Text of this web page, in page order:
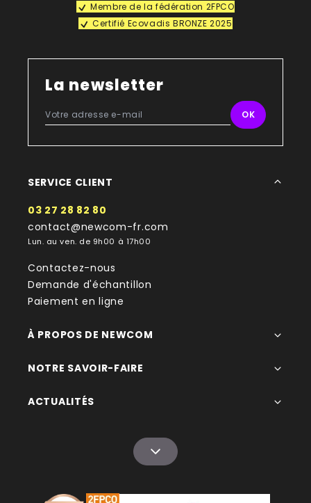
Membre de la fédération 2FPCO
Certifié Ecovadis BRONZE 2025
La newsletter
SERVICE CLIENT
03 27 28 82 80
contact@newcom-fr.com
Lun. au ven. de 9h00 à 17h00
Contactez-nous
Demande d'échantillon
Paiement en ligne
À PROPOS DE NEWCOM
NOTRE SAVOIR-FAIRE
ACTUALITÉS